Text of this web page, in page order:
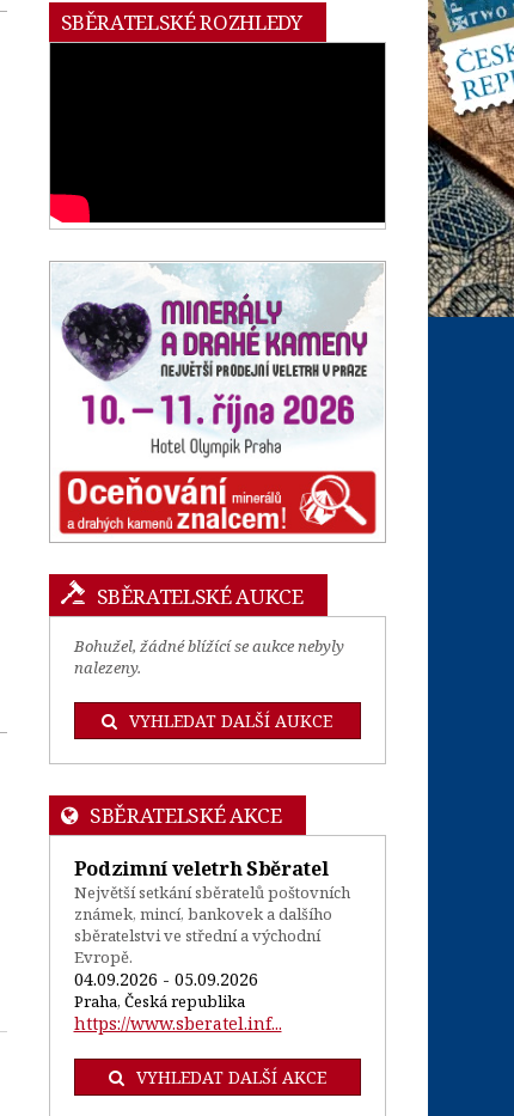
SBĚRATELSKÉ ROZHLEDY
SBĚRATELSKÉ AUKCE
Bohužel, žádné blížící se aukce nebyly
nalezeny.
VYHLEDAT DALŠÍ AUKCE
SBĚRATELSKÉ AKCE
Podzimní veletrh Sběratel
Největší setkání sběratelů poštovních
známek, mincí, bankovek a dalšího
sběratelstvi ve střední a východní
Evropě.
04.09.2026 - 05.09.2026
Praha, Česká republika
https://www.sberatel.inf...
VYHLEDAT DALŠÍ AKCE